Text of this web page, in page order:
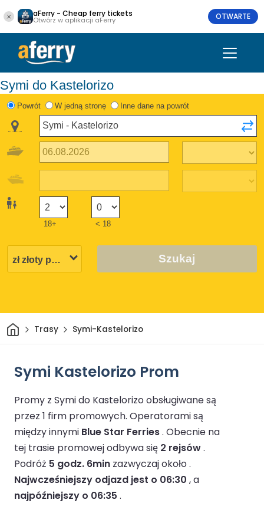
aFerry - Cheap ferry tickets
Otwórz w aplikacji aFerry OTWARTE
Symi do Kastelorizo
Powrót W jedną stronę Inne dane na powrót
18+ < 18
Szukaj
DomTrasy Symi-Kastelorizo
Symi Kastelorizo Prom
Promy z Symi do Kastelorizo obsługiwane są
przez 1 firm promowych. Operatorami są
między innymi Blue Star Ferries. Obecnie na
tej trasie promowej odbywa się 2 rejsów.
Podróż 5 godz. 6min zazwyczaj około .
Najwcześniejszy odjazd jest o 06:30 , a
najpóźniejszy o 06:35 .